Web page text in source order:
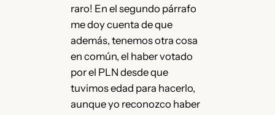
raro! En el segundo párrafo
me doy cuenta de que
además, tenemos otra cosa
en común, el haber votado
por el PLN desde que
tuvimos edad para hacerlo,
aunque yo reconozco haber